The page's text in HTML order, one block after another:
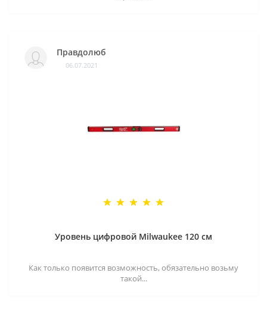
Правдолюб
06.07.2021
Уровень цифровой Milwaukee 120 см
Как только появится возможность, обязательно возьму
такой...